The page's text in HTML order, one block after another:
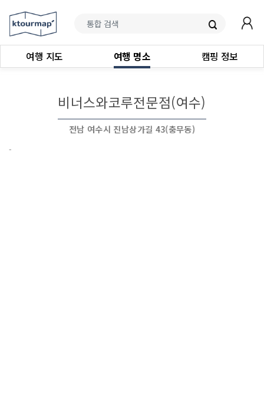
여행 지도 여행 명소 캠핑 정보
비너스와코루전문점(여수)
전남 여수시 진남상가길 43(충무동)
-